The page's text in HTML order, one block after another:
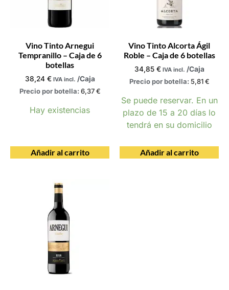
Vino Tinto Arnegui
Tempranillo – Caja de 6
botellas
38,24 € IVA incl. /Caja
Precio por botella: 6,37€
Hay existencias
Añadir al carrito
Vino Tinto Alcorta Ágil
Roble – Caja de 6 botellas
34,85 € IVA incl. /Caja
Precio por botella: 5,81€
Se puede reservar. En un
plazo de 15 a 20 días lo
tendrá en su domicilio
Añadir al carrito